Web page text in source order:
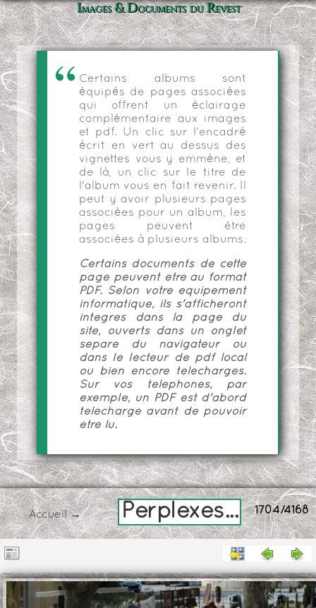
Images & Documents du Revest
Certains albums sont
équipés de pages associées
qui offrent un éclairage
complémentaire aux images
et pdf. Un clic sur l'encadré
écrit en vert au dessus des
vignettes vous y emmène, et
de là, un clic sur le titre de
l'album vous en fait revenir. Il
peut y avoir plusieurs pages
associées pour un album, les
pages peuvent être
associées à plusieurs albums.
Certains documents de cette
page peuvent être au format
PDF. Selon votre équipement
informatique, ils s'afficheront
intégrés dans la page du
site, ouverts dans un onglet
séparé du navigateur ou
dans le lecteur de pdf local
ou bien encore téléchargés.
Sur vos téléphones, par
exemple, un PDF est d'abord
téléchargé avant de pouvoir
être lu.
1704/4168
Accueil→ Perplexes...